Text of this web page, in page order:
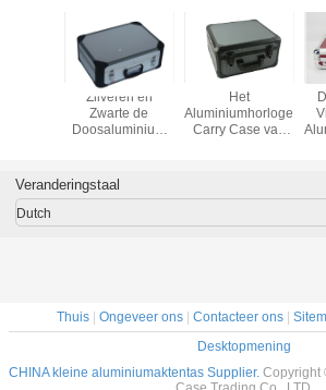
Zilveren en
Zwarte de
Doosaluminium
hulp Arts Carrying
Case
Het
Aluminiumhorloge
Carry Case van
box
Veranderingstaal
Dutch
Thuis| Ongeveer ons| Contacteer ons|
Desktopmening
CHINA kleine aluminiumaktentas Supplier. Copyright